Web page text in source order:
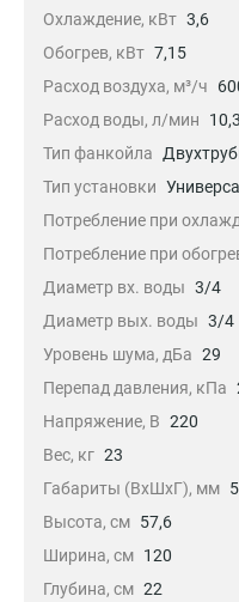
Охлаждение, кВт 3,6
Обогрев, кВт 7,15
Расход воздуха, м³/ч
Расход воды, л/мин
Тип фанкойла
Тип установки
Потребление при
Потребление при
Диаметр вх. воды 3/4
Диаметр вых. воды 3/4
Уровень шума, дБа 29
Перепад давления, кПа
Напряжение, В 220
Вес, кг 23
Габариты (ВxШxГ), мм
Высота, см 57,6
Ширина, см 120
Глубина, см 22